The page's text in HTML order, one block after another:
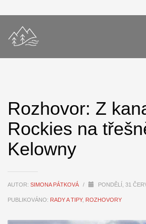
Rozhovor: Z
Rockies na
Kelowny
AUTOR: SIMONA PÁTKOVÁ / PONDĚLÍ, 31
PUBLIKOVÁNO: RADY A TIPY, ROZHOVORY